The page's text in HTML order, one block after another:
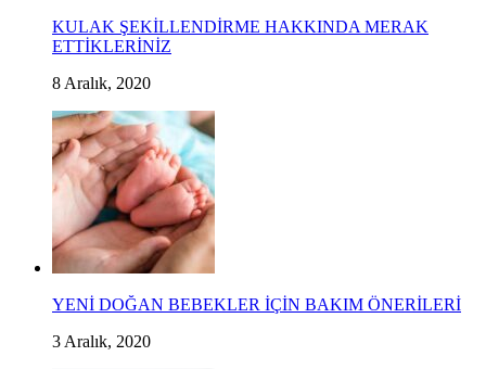
KULAK ŞEKİLLENDİRME HAKKINDA MERAK
ETTİKLERİNİZ
8 Aralık, 2020
YENİ DOĞAN BEBEKLER İÇİN BAKIM ÖNERİLERİ
3 Aralık, 2020